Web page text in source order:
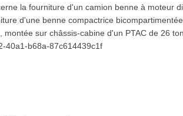
la fourniture d'un camion benne à moteur
d'une benne compactrice
sur châssis-cabine d'un PTAC de 26
40a1-b68a-87c614439c1f